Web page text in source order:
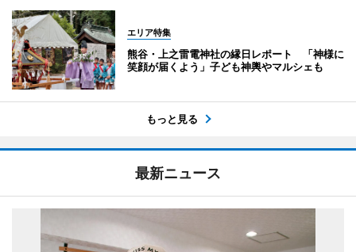
エリア特集
熊谷・上之雷電神社の縁日レポート 「神様に
笑顔が届くよう」子ども神輿やマルシェも
もっと見る
最新ニュース